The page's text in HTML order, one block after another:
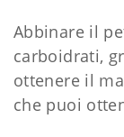
Abbinare il
carboidrati,
ottenere il
che puoi